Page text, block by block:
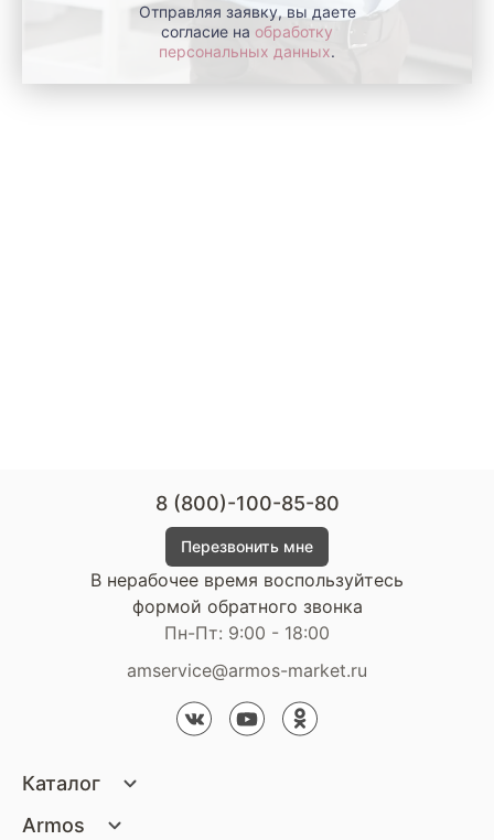
Отправляя заявку, вы даете
согласие на обработку
персональных данных.
Каталог
Armos
8 (800)-100-85-80
Перезвонить мне
В нерабочее время воспользуйтесь
формой обратного звонка
Пн-Пт: 9:00 - 18:00
amservice@armos-market.ru